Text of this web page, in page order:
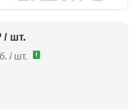
/ шт.
/ шт. !